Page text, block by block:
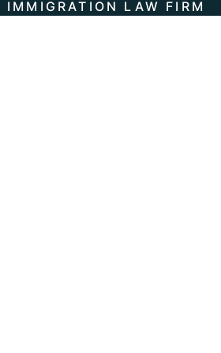
IMMIGRATION LAW FIRM